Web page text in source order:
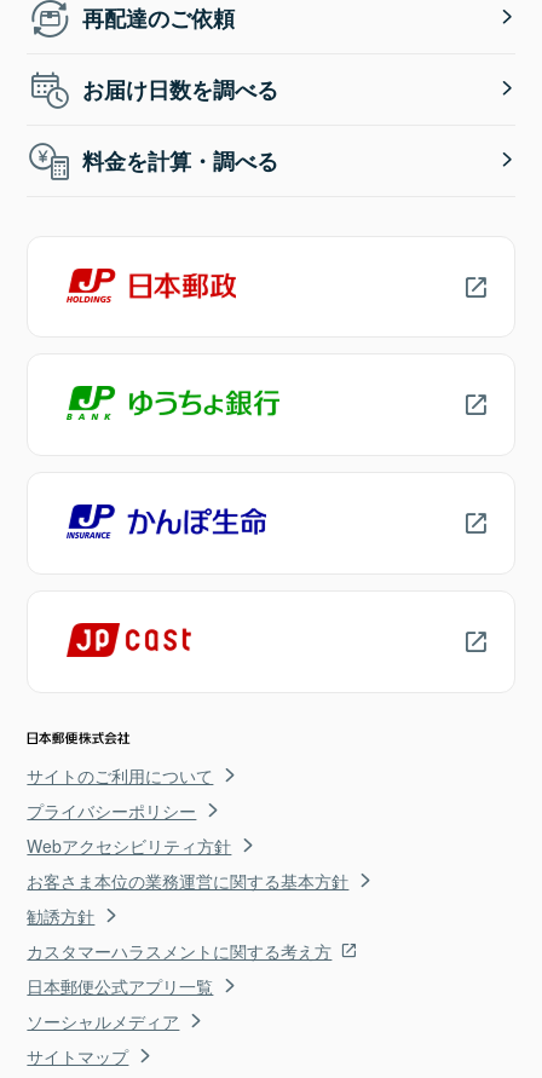
再配達のご依頼
お届け日数を調べる
料金を計算・調べる
サイトのご利用について
プライバシーポリシー
Webアクセシビリティ方針
お客さま本位の業務運営に関する基本方針
勧誘方針
カスタマーハラスメントに関する考え方
日本郵便公式アプリ一覧
ソーシャルメディア
サイトマップ